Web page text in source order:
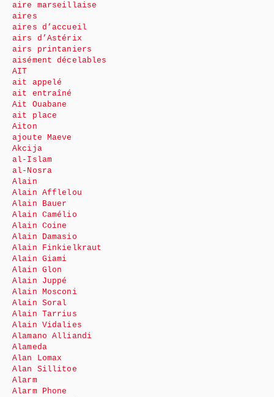
aire marseillaise
aires
aires d’accueil
airs d’Astérix
airs printaniers
aisément décelables
AIT
ait appelé
ait entraîné
Ait Ouabane
ait place
Aiton
ajoute Maeve
Akcija
al-Islam
al-Nosra
Alain
Alain Afflelou
Alain Bauer
Alain Camélio
Alain Coine
Alain Damasio
Alain Finkielkraut
Alain Giami
Alain Glon
Alain Juppé
Alain Mosconi
Alain Soral
Alain Tarrius
Alain Vidalies
Alamano Alliandi
Alameda
Alan Lomax
Alan Sillitoe
Alarm
Alarm Phone